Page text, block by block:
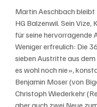
Martin Aeschbach bleibt
HG Balzenwil. Sein Vize,
für seine hervorragende
Weniger erfreulich: Die
sieben Austritte aus
es wohl noch nie»,
Benjamin Moser (von
Christoph Wiederkehr